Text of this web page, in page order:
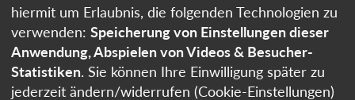
heutigen Calwer Verlag Bücher und Medien
GmbHin Stuttgart.
Impressum
Datenschutzerklärung
hiermit um Erlaubnis, die folgenden Technologien zu
verwenden: Speicherung von Einstellungen dieser
Anwendung, Abspielen von Videos & Besucher-
Statistiken. Sie können Ihre Einwilligung später zu
jederzeit ändern/widerrufen (Cookie-Einstellungen)